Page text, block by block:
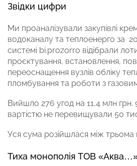
Звідки цифри
Ми проаналізували закупівлі
водоканалу та теплоенерго за
системі bi.prozorro відібрали
проєктування, встановлення,
переоснащення вузлів обліку
пломбування та роботи з
Вийшло 276 угод на 11,4 млн грн.
вартістю не перевищували 50
Уся сума розійшлася між трьома
Тиха монополія ТОВ